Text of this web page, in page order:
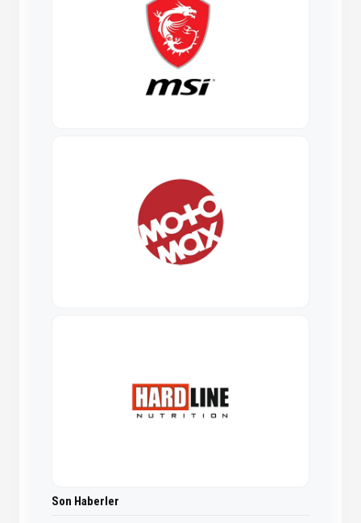
Son Haberler